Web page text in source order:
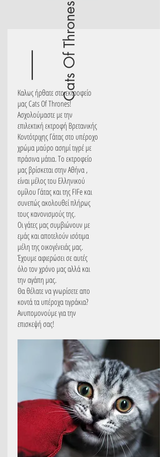
Cats Of Thrones
Kαλως ήρθατε στο εκτροφείο
μας Cats Of Thrones!
Ασχολούμαστε με την
επιλεκτική εκτροφή Βρετανικής
Κοντότριχης Γάτας στο υπέροχο
χρώμα μαύρο ασημί τιγρέ με
πράσινα μάτια. Το εκτροφείο
μας βρίσκεται στην Αθήνα ,
είναι μέλος του Ελληνικού
ομίλου Γάτας και της FIFe και
συνεπώς ακολουθεί πλήρως
τους κανονισμούς της.
Οι γάτες μας συμβιώνουν με
εμάς και αποτελούν ισότιμα
μέλη της οικογένειάς μας.
Έχουμε αφιερώσει σε αυτές
όλο τον χρόνο μας αλλά και
την αγάπη μας.
Θα θέλατε να γνωρίσετε απο
κοντά τα υπέροχα τιγράκια?
Ανυπομονούμε για την
επισκεψή σας!